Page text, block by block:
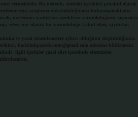
vermektedir. Bu nedenle, sitedeki içerikleri proaktif olarak
veya araştırma yükümlülüğümüz bulunmamaktadır.
üyelerimiz yazdıkları içeriklerin sorumluluğunu taşımakta
siteye üye olarak bu sorumluluğu kabul etmiş sayılırlar.
ve yasal düzenlemelere aykırı olduğunu düşündüğünüz
backlinkpanelicomtr@gmail.com adresine bildirmeniz
ilgili içerikler yasal süre içerisinde sitemizden